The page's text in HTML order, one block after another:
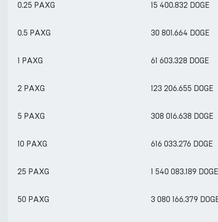
0.25 PAXG 15 400.832 DOGE
0.5 PAXG 30 801.664 DOGE
1 PAXG 61 603.328 DOGE
2 PAXG 123 206.655 DOGE
5 PAXG 308 016.638 DOGE
10 PAXG 616 033.276 DOGE
25 PAXG 1 540 083.189 DOGE
50 PAXG 3 080 166.379